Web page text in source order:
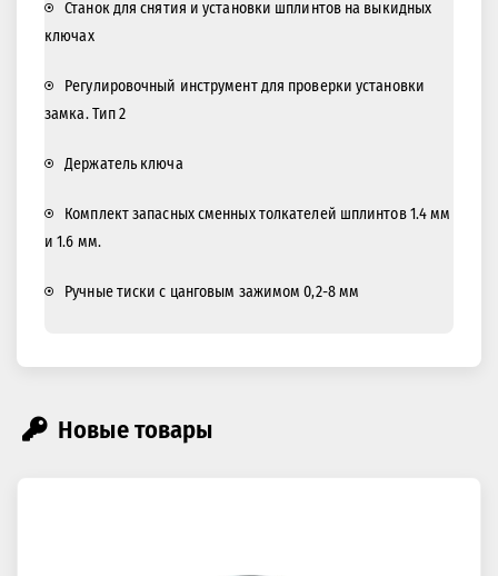
Станок для снятия и установки шплинтов на выкидных
ключах
Регулировочный инструмент для проверки установки
замка. Тип 2
Держатель ключа
Комплект запасных сменных толкателей шплинтов 1.4 мм
и 1.6 мм.
Ручные тиски с цанговым зажимом 0,2-8 мм
Новые товары